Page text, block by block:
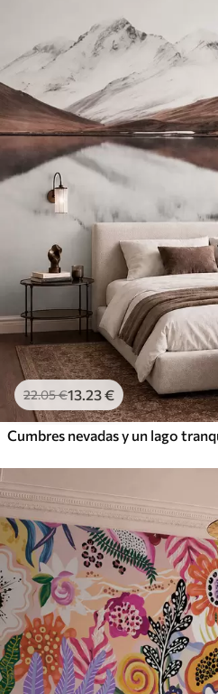
22.05€13 .23€